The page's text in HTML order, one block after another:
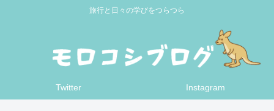
旅行と日々の学びをつらつら
Twitter Instagram